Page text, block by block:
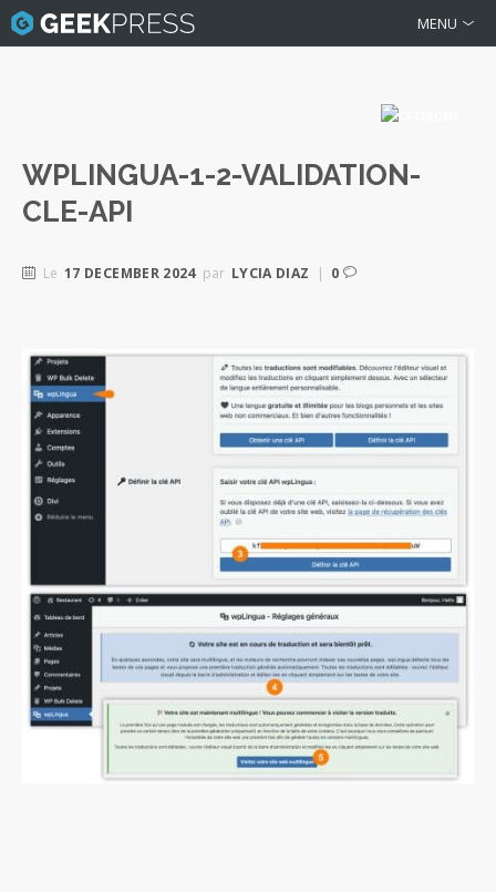
MENU
WPLINGUA-1-2-VALIDATION-
CLE-API
Le 17 DECEMBER 2024 par LYCIA DIAZ | 0